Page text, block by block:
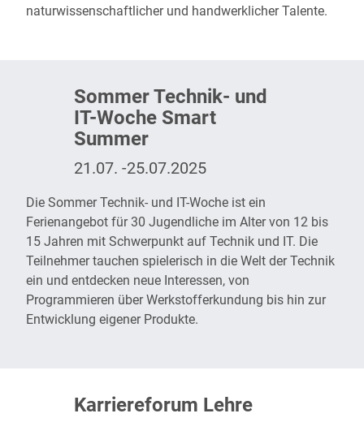
naturwissenschaftlicher und handwerklicher Talente.
Sommer Technik- und
IT-Woche Smart
Summer
21.07. -25.07.2025
Die Sommer Technik- und IT-Woche ist ein
Ferienangebot für 30 Jugendliche im Alter von 12 bis
15 Jahren mit Schwerpunkt auf Technik und IT. Die
Teilnehmer tauchen spielerisch in die Welt der Technik
ein und entdecken neue Interessen, von
Programmieren über Werkstofferkundung bis hin zur
Entwicklung eigener Produkte.
Karriereforum Lehre